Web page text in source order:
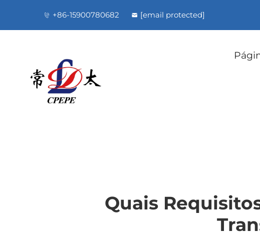
+86-15900780682 [email protected]
Quais